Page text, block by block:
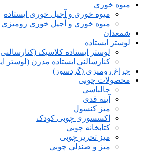
میوه خوری
میوه خوری و آجیل خوری ایستاده
میوه خوری و آجیل خوری رومیزی
شمعدان
لوستر ایستاده
لوستر ایستاده کلاسیک
کنارسالنی ایستاده مدرن (لوستر
چراغ رومیزی (گردسوز)
محصولات چوبی
جالباسی
آینه قدی
میز کنسول
اکسسوری چوبی کودک
کتابخانه چوبی
میز تحریر چوبی
میز و صندلی چوبی